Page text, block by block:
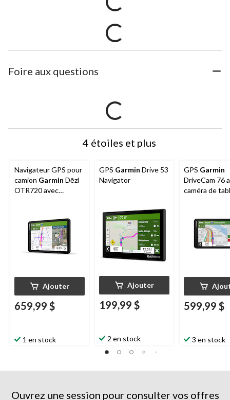
Foire aux questions
4 étoiles et plus
Navigateur GPS pour
camion Garmin Dēzl
OTR720 avec
camions
Ajouter
659,99 $
1 en stock
GPS Garmin Drive 53
Navigator
Ajouter
199,99 $
2 en stock
GPS Garmin
DriveCam 76
caméra de
599,99 $
3 en stock
Ouvrez une session pour consulter vos offres